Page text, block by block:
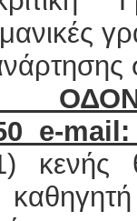
e-mail :
κενής